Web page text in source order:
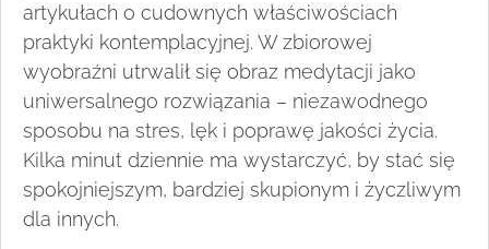
artykułach o cudownych właściwościach
praktyki kontemplacyjnej. W zbiorowej
wyobraźni utrwalił się obraz medytacji jako
uniwersalnego rozwiązania – niezawodnego
sposobu na stres, lęk i poprawę jakości życia.
Kilka minut dziennie ma wystarczyć, by stać się
spokojniejszym, bardziej skupionym i życzliwym
dla innych.